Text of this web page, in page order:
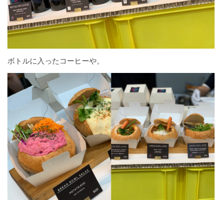
ボトルに入ったコーヒーや。